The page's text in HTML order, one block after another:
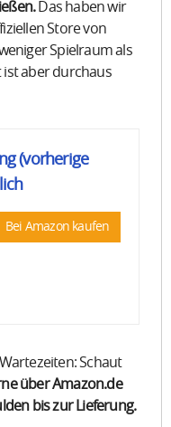
Das haben wir
Store von
Spielraum als
ist aber durchaus
(vorherige
Bei Amazon kaufen
Schaut
über Amazon.de
bis zur Lieferung.